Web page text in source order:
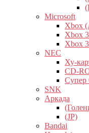
Microsoft
Xbox
Xbox
Xbox
NEC
Ху-
CD-
Супер
SNK
Аркада
(JP)
Bandai